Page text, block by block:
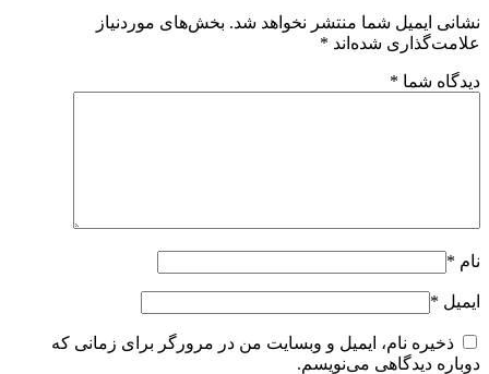
نشانی ایمیل شما منتشر نخواهد شد. بخش‌های موردنیاز
علامت‌گذاری شده‌اند *
دیدگاه شما *
نام *
ایمیل *
ذخیره نام، ایمیل و وبسایت من در مرورگر برای زمانی که
دوباره دیدگاهی می‌نویسم.